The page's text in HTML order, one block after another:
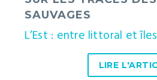
SAUVAGES
L’Est : entre littoral et îles
LIRE